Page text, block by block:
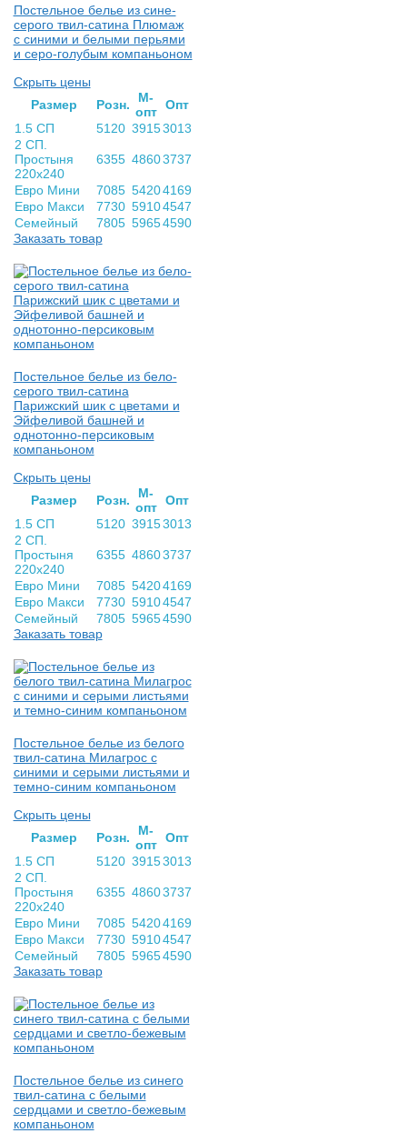
Постельное белье из сине-
серого твил-сатина Плюмаж
с синими и белыми перьями
и серо-голубым компаньоном
Скрыть цены
Раз­мер
Розн.
М-
опт Опт
1.5 СП
5120 39153013
2 СП.
Простыня
220х240
6355 48603737
Евро Мини 7085 54204169
Евро Макси
7730 59104547
Семейный
7805 59654590
Заказать товар
Постельное белье из бело-
серого твил-сатина
Парижский шик с цветами и
Эйфеливой башней и
однотонно-персиковым
компаньоном
Скрыть цены
Раз­мер
Розн.
М-
опт Опт
1.5 СП
5120 39153013
2 СП.
Простыня
220х240
6355 48603737
Евро Мини 7085 54204169
Евро Макси
7730 59104547
Семейный
7805 59654590
Заказать товар
Постельное белье из белого
твил-сатина Милагрос с
синими и серыми листьями и
темно-синим компаньоном
Скрыть цены
Раз­мер
Розн.
М-
опт Опт
1.5 СП
5120 39153013
2 СП.
Простыня
220х240
6355 48603737
Евро Мини 7085 54204169
Евро Макси
7730 59104547
Семейный
7805 59654590
Заказать товар
Постельное белье из синего
твил-сатина с белыми
сердцами и светло-бежевым
компаньоном